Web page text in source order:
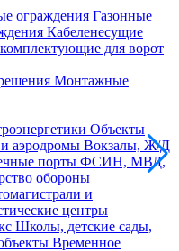
ограждения Газонные
Кабеленесущие
для ворот
Монтажные
Объекты
аэродромы Вокзалы, Ж/Д
порты ФСИН, МВД,
обороны
и
центры
Школы, детские сады,
Временное